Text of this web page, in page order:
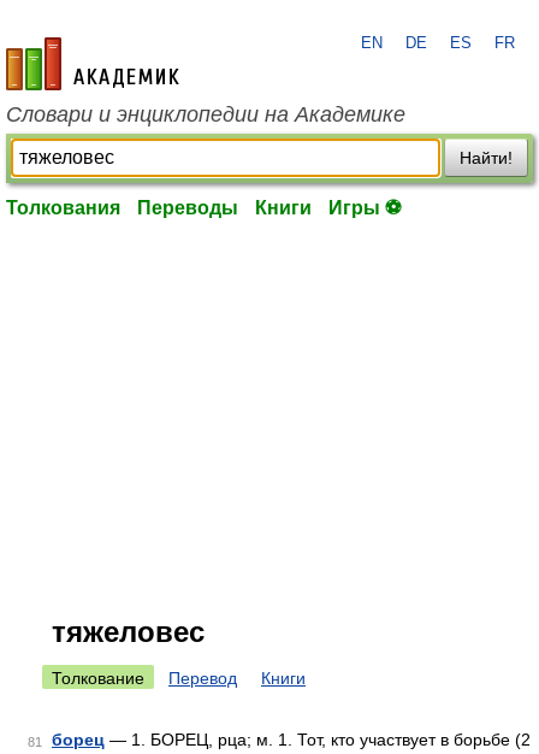
academic.ru
EN DE ES FR
Словари и энциклопедии на Академике
Найти!
Толкования Переводы Книги Игры ⚽
тяжеловес
Толкование Перевод Книги
81 борец — 1. БОРЕЦ, рца; м. 1. Тот, кто участвует в борьбе (2